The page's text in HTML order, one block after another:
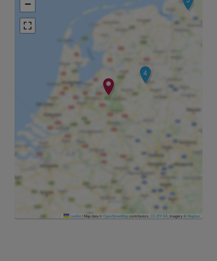
4
−
Leaflet|Map data ©OpenStreetMapcontributors,CC-BY-SA, Imagery ©Mapbox